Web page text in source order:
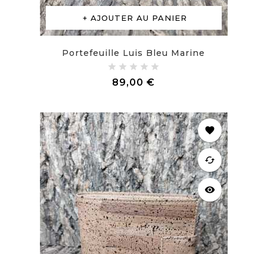
AJOUTER AU PANIER
Portefeuille Luis Bleu Marine
89,00 €
favorite
cached
visibility